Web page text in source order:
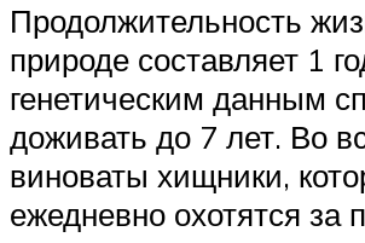
Продолжительность
природе составляет 1
генетическим данным
доживать до 7 лет. Во
виноваты хищники,
ежедневно охотятся за